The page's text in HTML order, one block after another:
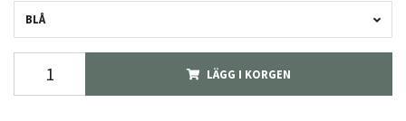
BLÅ
LÄGG I KORGEN